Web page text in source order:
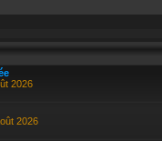
2026
2026